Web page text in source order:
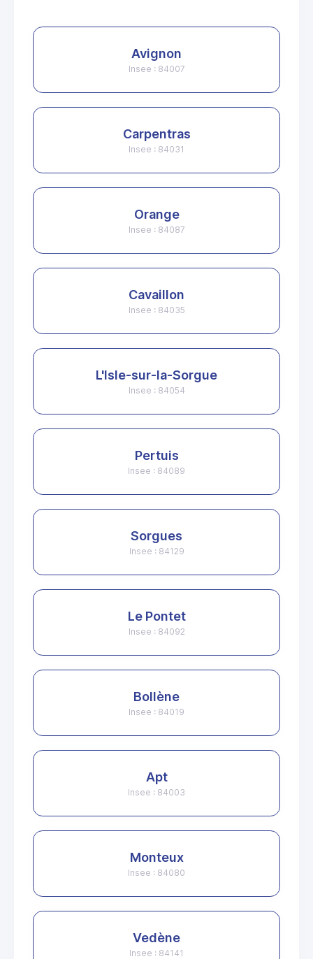
Avignon
Insee : 84007
Carpentras
Insee : 84031
Orange
Insee : 84087
Cavaillon
Insee : 84035
L'Isle-sur-la-Sorgue
Insee : 84054
Pertuis
Insee : 84089
Sorgues
Insee : 84129
Le Pontet
Insee : 84092
Bollène
Insee : 84019
Apt
Insee : 84003
Monteux
Insee : 84080
Vedène
Insee : 84141